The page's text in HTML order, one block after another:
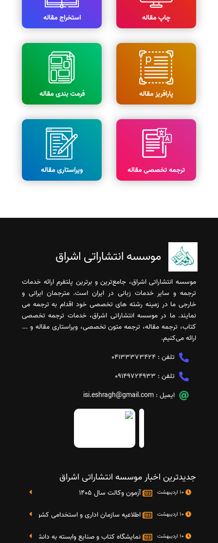
چاپ مقاله استخراج مقاله
پارافریز مقاله فرمت بندی مقاله
ترجمه تخصصی مقاله ویراستاری مقاله
موسسه انتشاراتی اشراق
موسسه انتشاراتی اشراق، جامع‌ترین و برترین پلتفرم ارائه خدمات
ترجمه و سایر خدمات زبانی در ایران است. مترجمان ایرانی و
خارجی ما در زمینه رشته های تخصصی خود اقدام به ترجمه می
نمایند. ما در موسسه انتشاراتی اشراق، خدمات ترجمه تخصصی
کتاب، ترجمه مقاله، ترجمه متون تخصصی، ویراستاری مقاله و ...
ارائه می‌کنیم.
تلفن : 04133373424
تلفن : 09149724933
ایمیل : isi.eshragh@gmail.com
جدیدترین اخبار موسسه انتشاراتی اشراق
آزمون وکالت سال 1405
اطلاعیه سازمان اداری و استخدامی کشور در خصوص
نمایشگاه کتاب و صنایع وابسته به دانشگاه صنعتی شریف 4 الی 8 مهر